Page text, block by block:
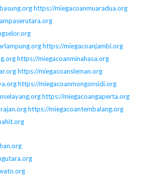
https://miegacoanmuaradua.org
https://miegacoanjambi.org
https://miegacoanminahasa.org
https://miegacoansleman.org
https://miegacoanmongonsidi.org
https://miegacoangaperta.org
https://miegacoantembalang.org